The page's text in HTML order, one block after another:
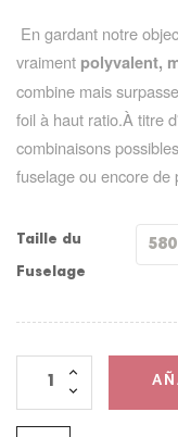
En gardant notre
vraiment polyvalent,
combine mais
foil à haut ratio.À titre
combinaisons
fuselage ou encore de
Taille du
Fuselage